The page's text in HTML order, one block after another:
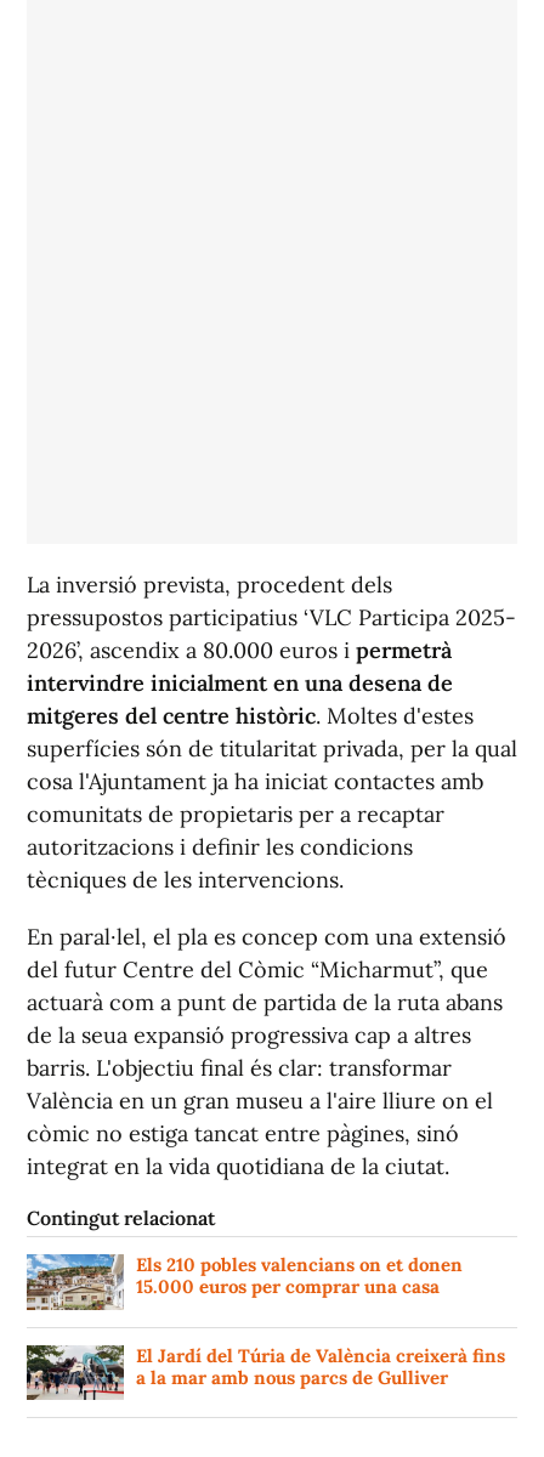
La inversió prevista, procedent dels
pressupostos participatius ‘VLC Participa 2025-
2026’, ascendix a 80.000 euros i permetrà
intervindre inicialment en una desena de
mitgeres del centre històric. Moltes d'estes
superfícies són de titularitat privada, per la qual
cosa l'Ajuntament ja ha iniciat contactes amb
comunitats de propietaris per a recaptar
autoritzacions i definir les condicions
tècniques de les intervencions.
En paral·lel, el pla es concep com una extensió
del futur Centre del Còmic “Micharmut”, que
actuarà com a punt de partida de la ruta abans
de la seua expansió progressiva cap a altres
barris. L'objectiu final és clar: transformar
València en un gran museu a l'aire lliure on el
còmic no estiga tancat entre pàgines, sinó
integrat en la vida quotidiana de la ciutat.
Contingut relacionat
Els 210 pobles valencians on et donen
15.000 euros per comprar una casa
El Jardí del Túria de València creixerà fins
a la mar amb nous parcs de Gulliver